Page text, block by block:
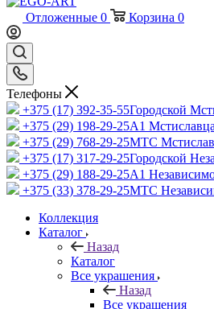
Отложенные 0 Корзина 0
Телефоны
+375 (17) 392-35-55Городской
+375 (29) 198-29-25A1 Мстиславца
+375 (29) 768-29-25МТС
+375 (17) 317-29-25Городской
+375 (29) 188-29-25A1
+375 (33) 378-29-25МТС
Коллекция
Каталог
Назад
Каталог
Все украшения
Назад
Все украшения